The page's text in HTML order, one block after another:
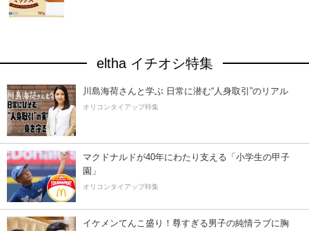
eltha イチオシ特集
川島海荷さんと学ぶ 日常に潜む“人身取引”のリアル
オリコンタイアップ特集
マクドナルドが40年にわたり支える「小学生の甲子
園」
オリコンタイアップ特集
イケメンてんこ盛り！尊すぎる男子の純情ラブに胸